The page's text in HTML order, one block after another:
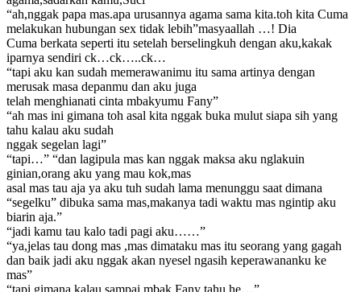
“ah,nggak papa mas.apa urusannya agama sama kita.toh kita Cuma
melakukan hubungan sex tidak lebih”masyaallah …! Dia
Cuma berkata seperti itu setelah berselingkuh dengan aku,kakak
iparnya sendiri ck…ck…..ck…
“tapi aku kan sudah memerawanimu itu sama artinya dengan
merusak masa depanmu dan aku juga
telah menghianati cinta mbakyumu Fany”
“ah mas ini gimana toh asal kita nggak buka mulut siapa sih yang
tahu kalau aku sudah
nggak segelan lagi”
“tapi…” “dan lagipula mas kan nggak maksa aku nglakuin
ginian,orang aku yang mau kok,mas
asal mas tau aja ya aku tuh sudah lama menunggu saat dimana
“segelku” dibuka sama mas,makanya tadi waktu mas ngintip aku
biarin aja.”
“jadi kamu tau kalo tadi pagi aku……”
“ya,jelas tau dong mas ,mas dimataku mas itu seorang yang gagah
dan baik jadi aku nggak akan nyesel ngasih keperawananku ke
mas”
“tapi gimana kalau sampai mbak Fany tahu he…”